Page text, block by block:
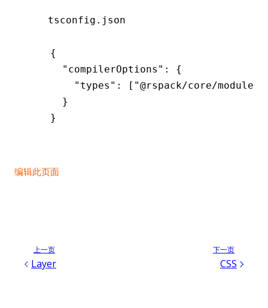
tsconfig.json
{
  "compilerOptions"
:
{
    "types"
: [ "@rspack/core/module"
  }
}
编辑此页面
上一页
Layer
下一页
CSS